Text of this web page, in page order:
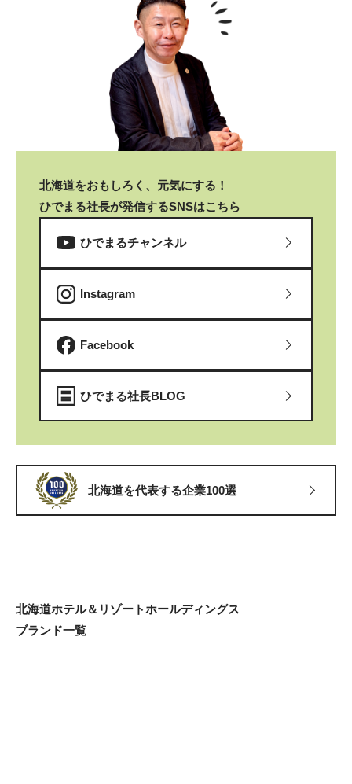
北海道をおもしろく、元気にする！
ひでまる社長が発信するSNSはこちら
ひでまるチャンネル
Instagram
Facebook
ひでまる社長BLOG
北海道を代表する企業100選
北海道ホテル＆リゾートホールディングス
ブランド一覧